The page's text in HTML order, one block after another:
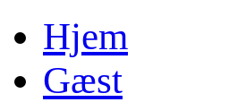
Hjem
Gæst